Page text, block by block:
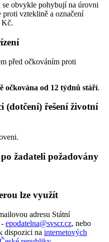
obvykle pohybují na úrovni
vzteklině a označení
Kč.
před očkováním proti
očkována od 12 týdnů stáří.
(dotčení) řešení životní
žadateli požadovány
lze využít
adresu Státní
epodatelna@svscr.cz, nebo
dispozici na internetových